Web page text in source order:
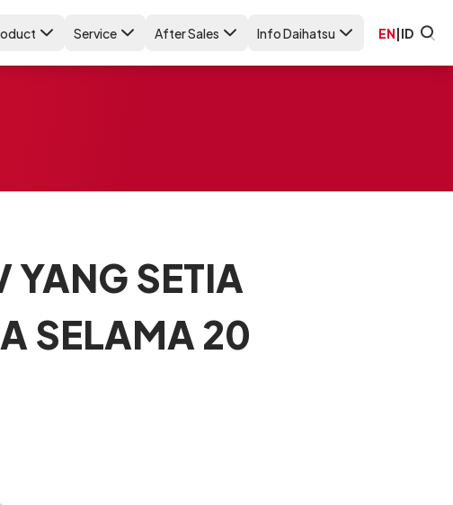
Service After Sales Info Daihatsu EN|ID
YANG SETIA
SELAMA 20